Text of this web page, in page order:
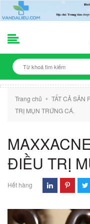
Trang chủ + TẤT CẢ SẢN
TRỊ MỤN TRỨNG CÁ.
ĐIỀU TRỊ
Hết hàng